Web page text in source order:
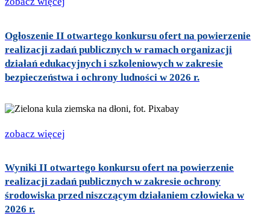
Ogłoszenie II otwartego konkursu ofert na powierzenie
realizacji zadań publicznych w ramach organizacji
działań edukacyjnych i szkoleniowych w zakresie
bezpieczeństwa i ochrony ludności w 2026 r.
zobacz więcej
Wyniki II otwartego konkursu ofert na powierzenie
realizacji zadań publicznych w zakresie ochrony
środowiska przed niszczącym działaniem człowieka w
2026 r.